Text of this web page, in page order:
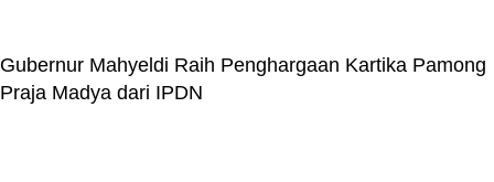
Gubernur Mahyeldi Raih Penghargaan Kartika Pamong
Praja Madya dari IPDN